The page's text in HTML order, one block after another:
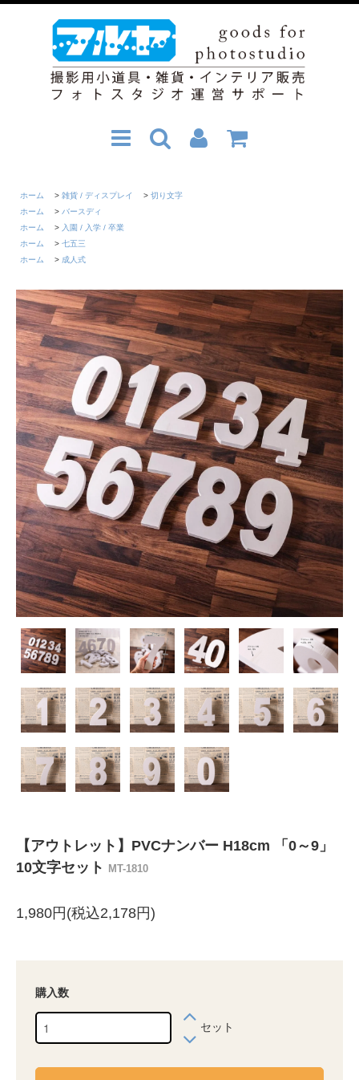
ホーム > 雑貨 / ディスプレイ > 切り文字
ホーム
> バースディ
ホーム
> 入園 / 入学 / 卒業
ホーム
> 七五三
ホーム
> 成人式
【アウトレット】PVCナンバー H18cm 「0～9」
10文字セット
MT-1810
1,980円(税込2,178円)
購入数
セット